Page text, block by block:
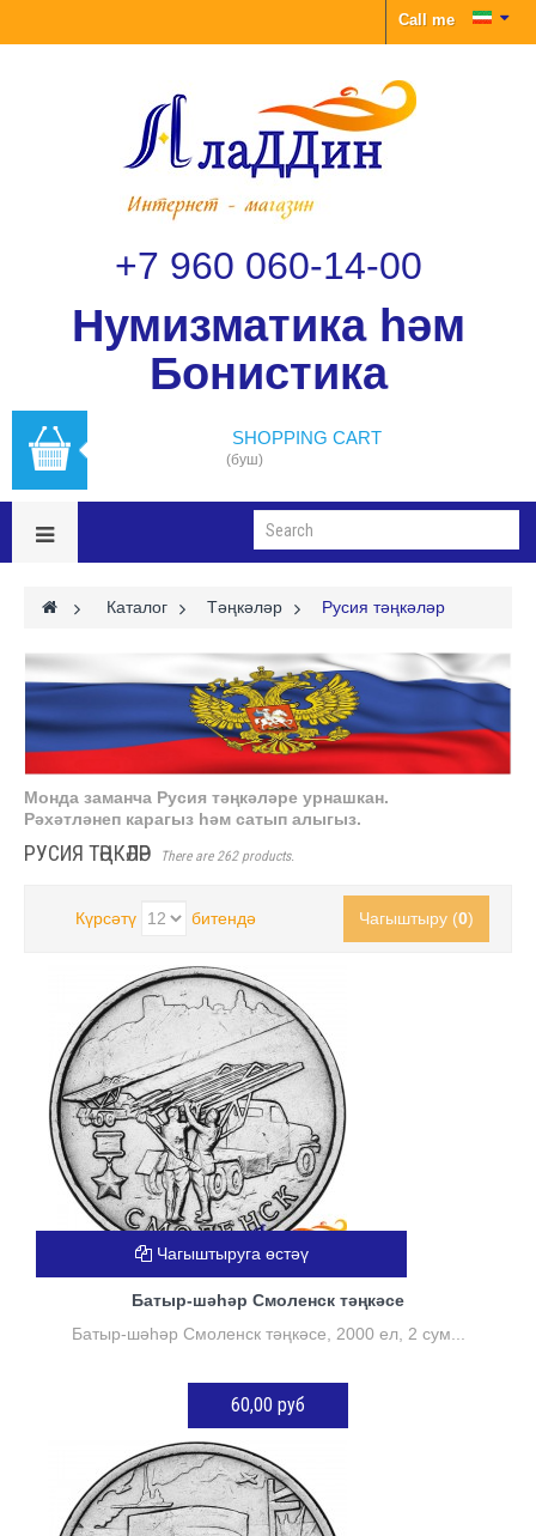
Call me
+7 960 060-14-00
Нумизматика һәм
Бонистика
SHOPPING CART
(буш)
> Каталог > Тәңкәләр > Русия тәңкәләр
Монда заманча Русия тәңкәләре урнашкан.
Рәхәтләнеп карагыз һәм сатып алыгыз.
РУСИЯ ТӘҢКӘЛӘР There are 262 products.
Күрсәтү битендә Чагыштыру (0)
Батыр-шәһәр Смоленск тәңкәсе
Батыр-шәһәр Смоленск тәңкәсе, 2000 ел, 2 сум...
60,00 руб
КӘРҖИНГӘ ӨСТӘҮ
Чагыштыруга өстәү